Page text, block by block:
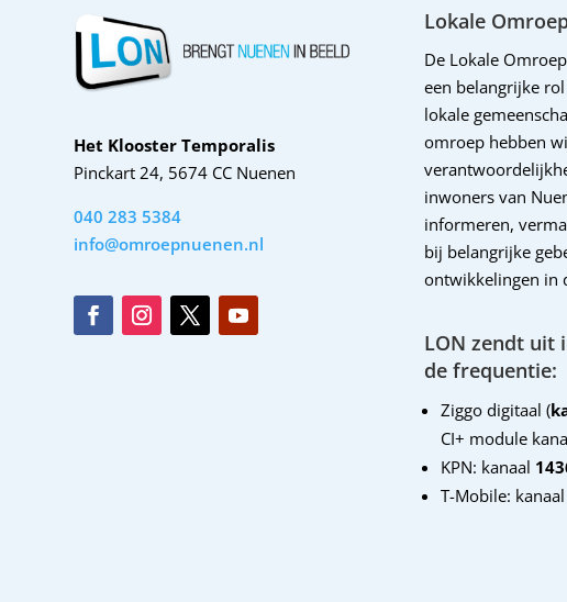
Het Klooster Temporalis
Pinckart 24, 5674 CC Nuenen
040 283 5384
info@omroepnuenen.nl
Lokale
De Lokale
een belangrijke
lokale
omroep hebben
inwoners van
informeren,
bij belangrijke
ontwikkelingen in
LON zendt uit
de frequentie:
Ziggo digitaal (
CI+ module
KPN: kanaal
T-Mobile: